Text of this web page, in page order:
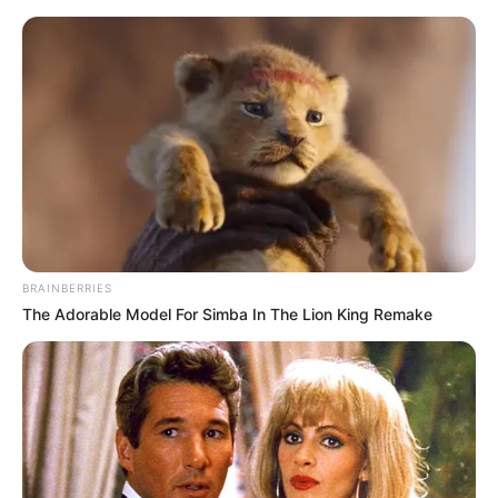
Templin - St. Georgen-Kapelle
Veranstaltungen Hotels
«zurück Templin weiter»
BRAINBERRIES
The Adorable Model For Simba In The Lion King Remake